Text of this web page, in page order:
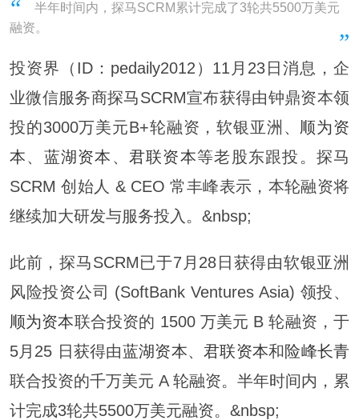
半年时间内，探马SCRM累计完成了3轮共5500万美元
融资。
投资界（ID：pedaily2012）11月23日消息，企
业微信服务商探马SCRM宣布获得由钟鼎资本领
投的3000万美元B+轮融资，软银亚洲、 顺为资
本、 蓝湖资本 、 君联资本等老股东跟投。探马
SCRM 创始人 & CEO 常丰峰表示，本轮融资将
继续加大研发与服务投入。&nbsp;
此前，探马SCRM已于7月28日获得由软银亚洲
风险投资公司 (SoftBank Ventures Asia) 领投、
顺为资本联合投资的 1500 万美元 B 轮融资，于
5月25 日获得由蓝湖资本、君联资本和险峰长青
联合投资的千万美元 A 轮融资。半年时间内，累
计完成3轮共5500万美元融资。&nbsp;